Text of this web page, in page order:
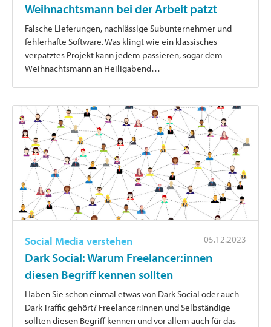
Weihnachtsmann bei der Arbeit patzt
Falsche Lieferungen, nachlässige Subunternehmer und
fehlerhafte Software. Was klingt wie ein klassisches
verpatztes Projekt kann jedem passieren, sogar dem
Weihnachtsmann an Heiligabend…
05.12.2023
Social Media verstehen
Dark Social: Warum Freelancer:innen
diesen Begriff kennen sollten
Haben Sie schon einmal etwas von Dark Social oder auch
Dark Traffic gehört? Freelancer:innen und Selbständige
sollten diesen Begriff kennen und vor allem auch für das